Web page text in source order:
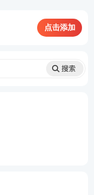
点击添加